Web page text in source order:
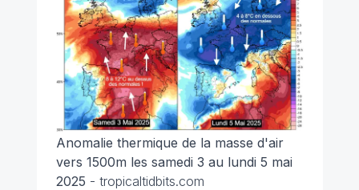
Anomalie thermique de la masse d'air
vers 1500m les samedi 3 au lundi 5 mai
2025 - tropicaltidbits.com